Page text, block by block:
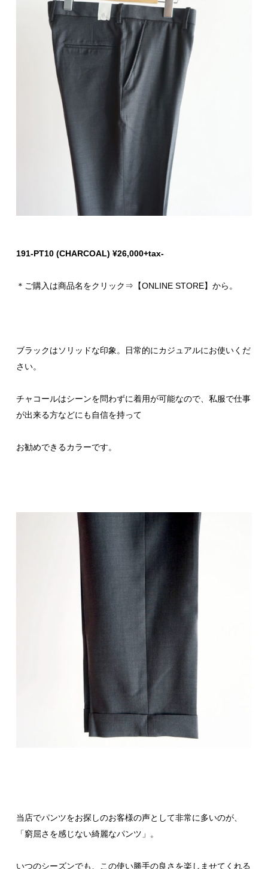
191-PT10 (CHARCOAL) ¥26,000+tax-
＊ご購入は商品名をクリック⇒【ONLINE STORE】から。
ブラックはソリッドな印象。日常的にカジュアルにお使いくだ
さい。
チャコールはシーンを問わずに着用が可能なので、私服で仕事
が出来る方などにも自信を持って
お勧めできるカラーです。
当店でパンツをお探しのお客様の声として非常に多いのが、
「窮屈さを感じない綺麗なパンツ」。
いつのシーズンでも、この使い勝手の良さを楽しませてくれる